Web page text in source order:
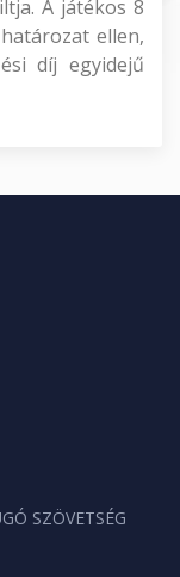
A játékos 8
ellen,
díj egyidejű
SZÖVETSÉG